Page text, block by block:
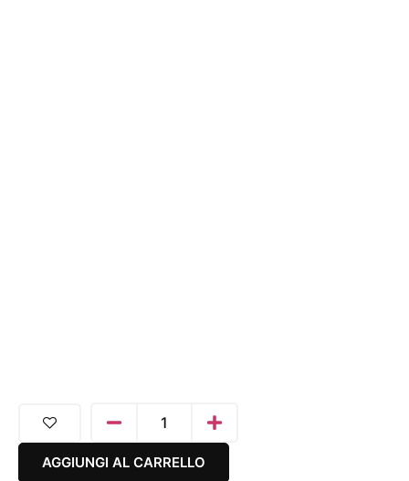
AGGIUNGI AL CARRELLO